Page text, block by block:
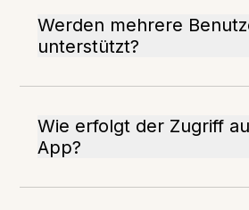
Werden mehrere
unterstützt?
Wie erfolgt der Zugriff
App?